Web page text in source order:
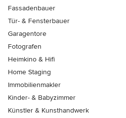
Fassadenbauer
Tür- & Fensterbauer
Garagentore
Fotografen
Heimkino & Hifi
Home Staging
Immobilienmakler
Kinder- & Babyzimmer
Künstler & Kunsthandwerk